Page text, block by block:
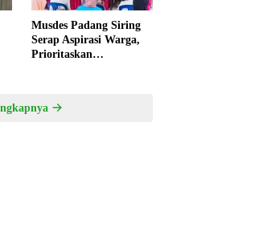
Musdes Padang Siring
Serap Aspirasi Warga,
Prioritaskan